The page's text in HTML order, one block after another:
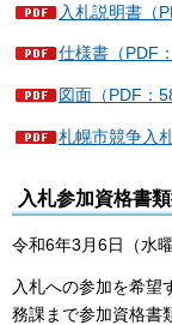
入札説明書（
仕様書（PDF
図面（PDF：
札幌市競争入
入札参加資格書
令和6年3月6日（水
入札への参加を希望
務課まで参加資格書